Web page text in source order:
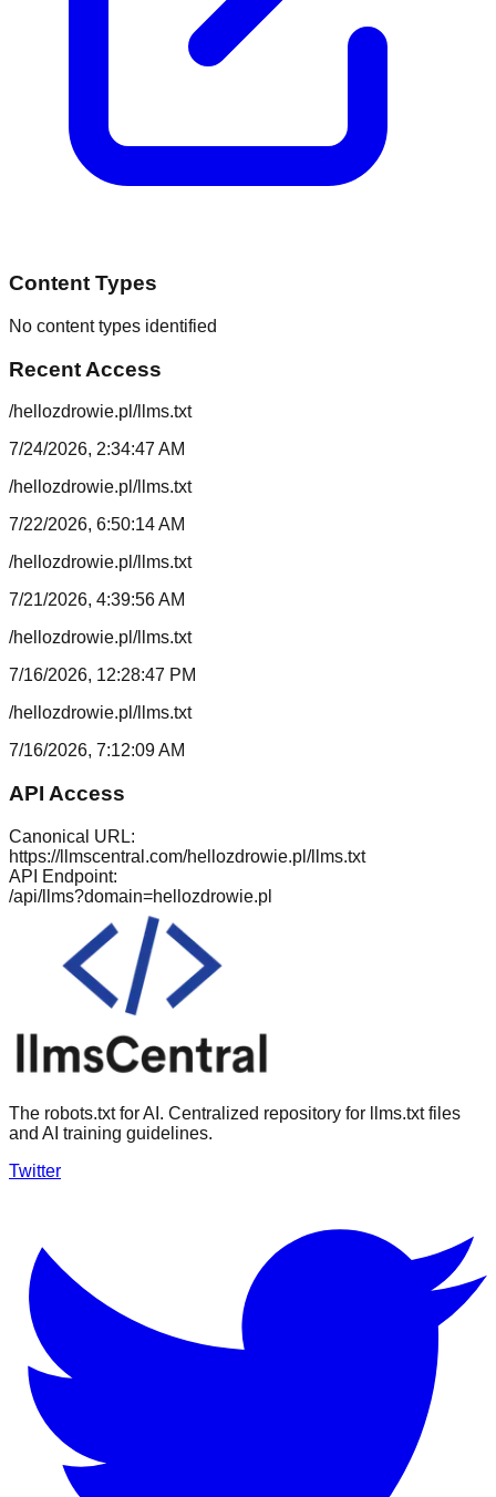
Content Types
No content types identified
Recent Access
/hellozdrowie.pl/llms.txt
7/24/2026, 2:34:47 AM
/hellozdrowie.pl/llms.txt
7/22/2026, 6:50:14 AM
/hellozdrowie.pl/llms.txt
7/21/2026, 4:39:56 AM
/hellozdrowie.pl/llms.txt
7/16/2026, 12:28:47 PM
/hellozdrowie.pl/llms.txt
7/16/2026, 7:12:09 AM
API Access
Canonical URL:
https://llmscentral.com/hellozdrowie.pl /llms.txt
API Endpoint:
/api/llms?domain=hellozdrowie.pl
The robots.txt for AI. Centralized repository for llms.txt files
and AI training guidelines.
Twitter